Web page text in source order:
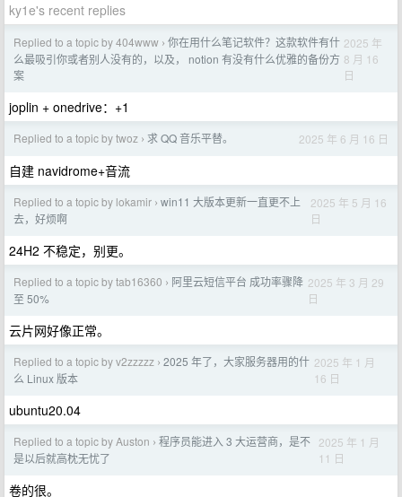
ky1e's recent replies
Replied to a topic by 404www › 你在用什么笔记软件？这款软件有什
么最吸引你或者别人没有的，以及， notion 有没有什么优雅的备份方
案
2025 年
8 月 16
日
joplin + onedrive：+1
Replied to a topic by twoz › 求 QQ 音乐平替。 2025 年 6 月 16 日
自建 navidrome+音流
Replied to a topic by lokamir › win11 大版本更新一直更不上
去，好烦啊
2025 年 5 月 16
日
24H2 不稳定，别更。
Replied to a topic by tab16360 › 阿里云短信平台 成功率骤降
至 50%
2025 年 3 月 29
日
云片网好像正常。
Replied to a topic by v2zzzzz › 2025 年了，大家服务器用的什
么 Linux 版本
2025 年 1 月
16 日
ubuntu20.04
Replied to a topic by Auston › 程序员能进入 3 大运营商，是不
是以后就高枕无忧了
2025 年 1 月
11 日
卷的很。